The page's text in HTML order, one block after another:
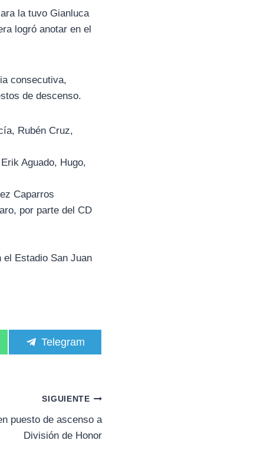
la tuvo Gianluca
logró anotar en el
consecutiva,
de descenso.
Rubén Cruz,
Aguado, Hugo,
Caparros
por parte del CD
el Estadio San Juan
C
o
r
t
r
e
Telegram
SIGUIENTE
puesto de ascenso a
División de Honor